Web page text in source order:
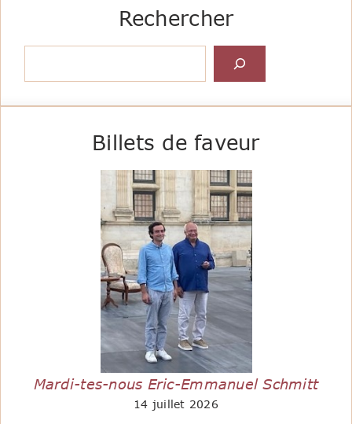
Rechercher
Billets de faveur
Mardi-tes-nous Eric-Emmanuel Schmitt
14 juillet 2026